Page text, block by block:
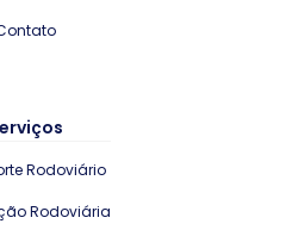
Rodoviário
Rodoviária